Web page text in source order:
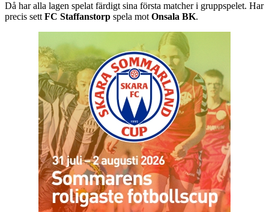
Då har alla lagen spelat färdigt sina första matcher i gruppspelet. Har
precis settFC Staffanstorp spela motOnsala BK.